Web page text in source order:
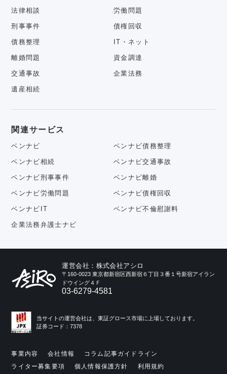
法律相談 労働問題
刑事事件 債権回収
債務整理 IT・ネット
離婚問題 資金調達
交通事故 企業法務
遺産相続
関連サービス
ベンナビ ベンナビ債務整理
ベンナビ相続 ベンナビ交通事故
ベンナビ刑事事件 ベンナビ離婚
ベンナビ労働問題 ベンナビ債権回収
ベンナビIT ベンナビ不倫慰謝料
企業法務弁護士ナビ
運営会社：株式会社アシロ
〒160-0023 東京都新宿区西新宿６丁目３番１号新宿アイラン
ドウイング４Ｆ
03-6279-4581
当サイトの運営会社は、東証グロース市場に上場しております。
証券コード：7378
事業内容 会社情報
コラム記事ガイドライン
ライター募集要項
個人情報保護方針 利用規約